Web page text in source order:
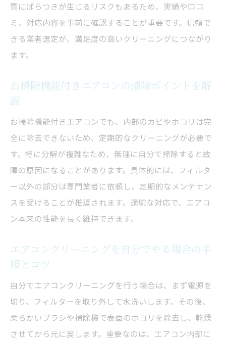
質にばらつきが生じるリスクもあるため、実績や口コ
ミ、対応内容を事前に確認することが重要です。信頼で
きる業者選定が、満足度の高いクリーニングにつながり
ます。
お掃除機能付きエアコンの掃除ポイントを解
説
お掃除機能付きエアコンでも、内部のカビやホコリは完
全に除去できないため、定期的なクリーニングが必要で
す。特に分解が複雑なため、無理に自分で掃除すると故
障の原因になることがあります。具体的には、フィルタ
ー以外の部分は専門業者に依頼し、定期的なメンテナン
スを受けることが推奨されます。適切な対応で、エアコ
ン本来の性能を長く維持できます。
エアコンクリーニングを自分でやる場合の手
順とコツ
自分でエアコンクリーニングを行う場合は、まず電源を
切り、フィルターを取り外して水洗いします。その後、
柔らかいブラシや掃除機で表面のホコリを除去し、乾燥
させてから元に戻します。重要なのは、エアコン内部に